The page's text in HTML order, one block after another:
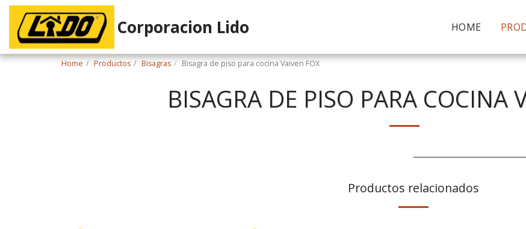
Corporacion Lido HOME
Home Productos Bisagras Bisagra de piso para cocina Vaiven FOX
BISAGRA DE PISO PARA COCINA
Productos relacionados